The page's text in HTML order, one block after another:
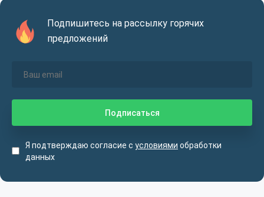
Подпишитесь на рассылку горячих
предложений
Я подтверждаю согласие с условиями обработки
данных